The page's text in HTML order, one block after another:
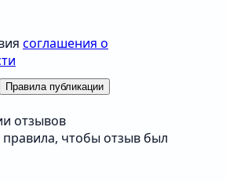
соглашения о
Правила публикации
отзывов
чтобы отзыв был